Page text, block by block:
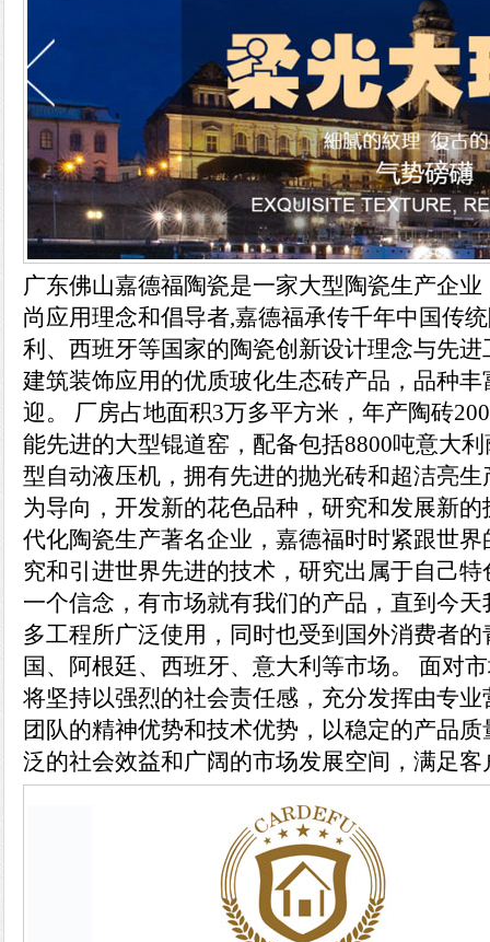
广东佛山嘉德福陶瓷是一家大型陶瓷生产企
尚应用理念和倡导者,嘉德福承传千年中国传
利、西班牙等国家的陶瓷创新设计理念与先
建筑装饰应用的优质玻化生态砖产品，品种
迎。 厂房占地面积3万多平方米，年产陶砖
能先进的大型锟道窑，配备包括8800吨意大
型自动液压机，拥有先进的抛光砖和超洁亮
为导向，开发新的花色品种，研究和发展新
代化陶瓷生产著名企业，嘉德福时时紧跟世
究和引进世界先进的技术，研究出属于自己
一个信念，有市场就有我们的产品，直到今
多工程所广泛使用，同时也受到国外消费者
国、阿根廷、西班牙、意大利等市场。 面对
将坚持以强烈的社会责任感，充分发挥由专
团队的精神优势和技术优势，以稳定的产品
泛的社会效益和广阔的市场发展空间，满足客